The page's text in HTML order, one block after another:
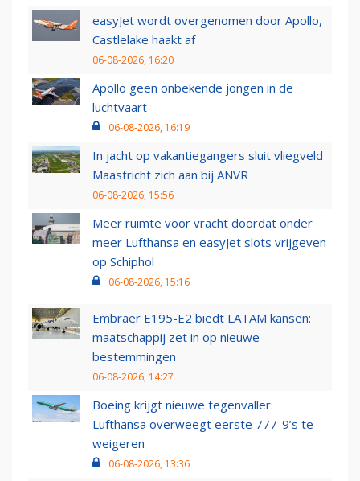
easyJet wordt overgenomen door Apollo,
Castlelake haakt af
06-08-2026, 16:20
Apollo geen onbekende jongen in de
luchtvaart
06-08-2026, 16:19
In jacht op vakantiegangers sluit vliegveld
Maastricht zich aan bij ANVR
06-08-2026, 15:56
Meer ruimte voor vracht doordat onder
meer Lufthansa en easyJet slots vrijgeven
op Schiphol
06-08-2026, 15:16
Embraer E195-E2 biedt LATAM kansen:
maatschappij zet in op nieuwe
bestemmingen
06-08-2026, 14:27
Boeing krijgt nieuwe tegenvaller:
Lufthansa overweegt eerste 777-9’s te
weigeren
06-08-2026, 13:36